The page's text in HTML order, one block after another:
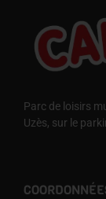
Parc de loisirs
Uzès, sur le